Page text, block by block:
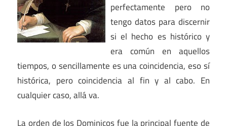
perfectamente pero no
tengo datos para discernir
si el hecho es histórico y
era común en aquellos
tiempos, o sencillamente es una coincidencia, eso sí
histórica, pero coincidencia al fin y al cabo. En
cualquier caso, allá va.
La orden de los Dominicos fue la principal fuente de